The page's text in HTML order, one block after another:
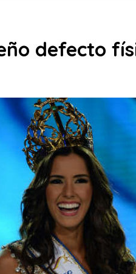
defecto